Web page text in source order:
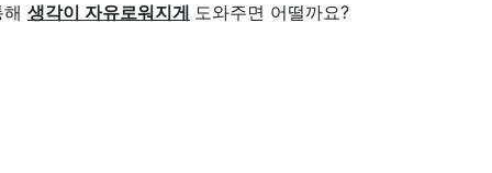
생각이 자유로워지게 도와주면 어떨까요?